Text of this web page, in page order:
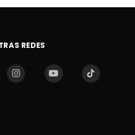
REDES
InstagramYouTube TikTok